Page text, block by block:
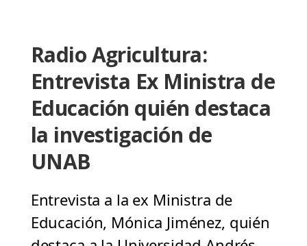
Radio Agricultura:
Entrevista Ex Ministra de
Educación quién destaca
la investigación de
UNAB
Entrevista a la ex Ministra de
Educación, Mónica Jiménez, quién